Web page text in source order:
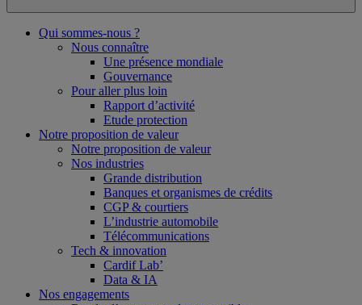
Qui sommes-nous ?
Nous connaître
Une présence mondiale
Gouvernance
Pour aller plus loin
Rapport d’activité
Etude protection
Notre proposition de valeur
Notre proposition de valeur
Nos industries
Grande distribution
Banques et organismes de crédits
CGP & courtiers
L’industrie automobile
Télécommunications
Tech & innovation
Cardif Lab’
Data & IA
Nos engagements